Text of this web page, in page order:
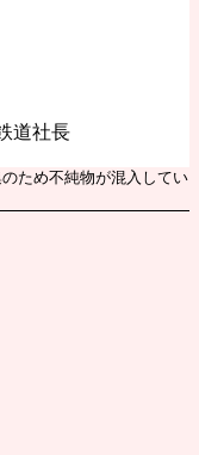
道社長
ため不純物が混入してい